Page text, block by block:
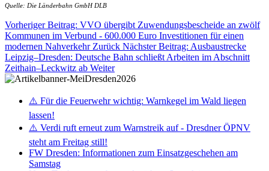
Quelle: Die Länderbahn GmbH DLB
Vorheriger Beitrag: VVO übergibt Zuwendungsbescheide an zwölf
Kommunen im Verbund - 600.000 Euro Investitionen für einen
modernen Nahverkehr Zurück Nächster Beitrag: Ausbaustrecke
Leipzig–Dresden: Deutsche Bahn schließt Arbeiten im Abschnitt
Zeithain–Leckwitz ab Weiter
⚠️ Für die Feuerwehr wichtig: Warnkegel im Wald liegen
lassen!
⚠️ Verdi ruft erneut zum Warnstreik auf - Dresdner ÖPNV
steht am Freitag still!
FW Dresden: Informationen zum Einsatzgeschehen am
Samstag